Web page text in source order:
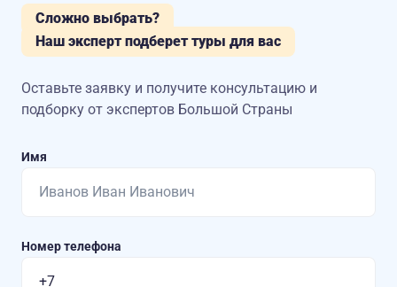
Сложно выбрать?
Наш эксперт подберет туры для вас
Оставьте заявку и получите консультацию и
подборку от экспертов Большой Страны
Имя
Номер телефона